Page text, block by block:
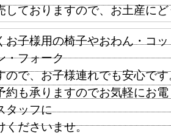
しておりますので、お土産に
お子様用の椅子やおわん・コッ
・フォーク
ので、お子様連れでも安心です
約も承りますのでお気軽にお電
タッフに
くださいませ。